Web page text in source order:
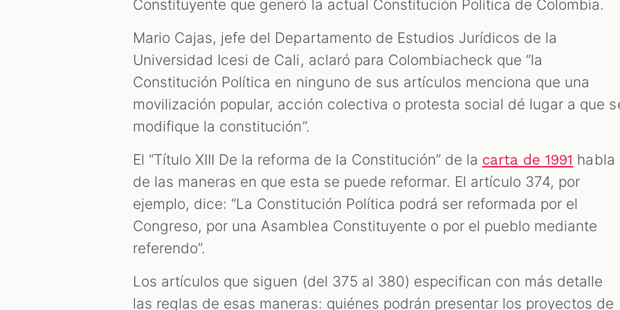
Constituyente que generó la actual Constitución Política de Colombia.
Mario Cajas, jefe del Departamento de Estudios Jurídicos de la
Universidad Icesi de Cali, aclaró para Colombiacheck que “la
Constitución Política en ninguno de sus artículos menciona que una
movilización popular, acción colectiva o protesta social dé lugar a que
modifique la constitución”.
El “Título XIII De la reforma de la Constitución” de la carta de 1991 habla
de las maneras en que esta se puede reformar. El artículo 374, por
ejemplo, dice: “La Constitución Política podrá ser reformada por el
Congreso, por una Asamblea Constituyente o por el pueblo mediante
referendo”.
Los artículos que siguen (del 375 al 380) especifican con más detalle
las reglas de esas maneras: quiénes podrán presentar los proyectos de